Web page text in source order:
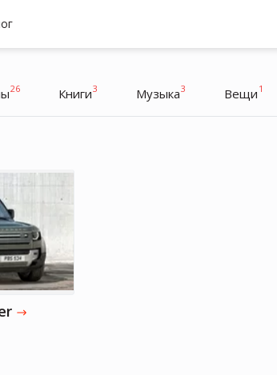
26 Книги3 Музыка3 Вещи 1
Телеведущий, Журналист